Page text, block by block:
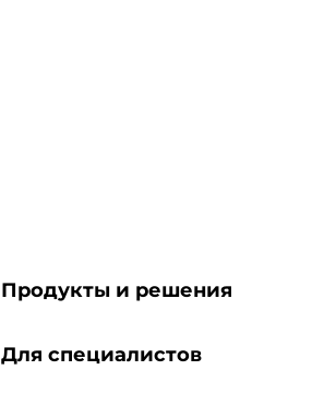
Продукты и решения
Для специалистов